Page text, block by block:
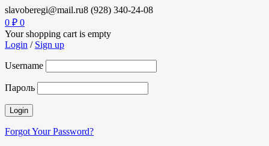
slavoberegi@mail.ru8 (928) 340-24-08
0 ₽ 0
Your shopping cart is empty
Login / Sign up
Username
Пароль
Forgot Your Password?